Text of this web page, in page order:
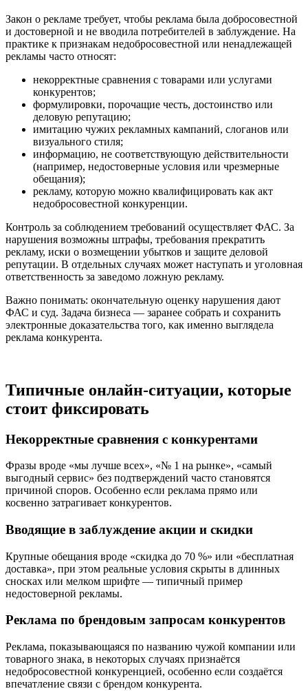
Закон о рекламе требует, чтобы реклама была добросовестной
и достоверной и не вводила потребителей в заблуждение. На
практике к признакам недобросовестной или ненадлежащей
рекламы часто относят:
некорректные сравнения с товарами или услугами
конкурентов;
формулировки, порочащие честь, достоинство или
деловую репутацию;
имитацию чужих рекламных кампаний, слоганов или
визуального стиля;
информацию, не соответствующую действительности
(например, недостоверные условия или чрезмерные
обещания);
рекламу, которую можно квалифицировать как акт
недобросовестной конкуренции.
Контроль за соблюдением требований осуществляет ФАС. За
нарушения возможны штрафы, требования прекратить
рекламу, иски о возмещении убытков и защите деловой
репутации. В отдельных случаях может наступать и уголовная
ответственность за заведомо ложную рекламу.
Важно понимать: окончательную оценку нарушения дают
ФАС и суд. Задача бизнеса — заранее собрать и сохранить
электронные доказательства того, как именно выглядела
реклама конкурента.
Типичные онлайн-ситуации, которые
стоит фиксировать
Некорректные сравнения с конкурентами
Фразы вроде «мы лучше всех», «№ 1 на рынке», «самый
выгодный сервис» без подтверждений часто становятся
причиной споров. Особенно если реклама прямо или
косвенно затрагивает конкурентов.
Вводящие в заблуждение акции и скидки
Крупные обещания вроде «скидка до 70 %» или «бесплатная
доставка», при этом реальные условия скрыты в длинных
сносках или мелком шрифте — типичный пример
недостоверной рекламы.
Реклама по брендовым запросам конкурентов
Реклама, показывающаяся по названию чужой компании или
товарного знака, в некоторых случаях признаётся
недобросовестной конкуренцией, особенно если создаётся
впечатление связи с брендом конкурента.